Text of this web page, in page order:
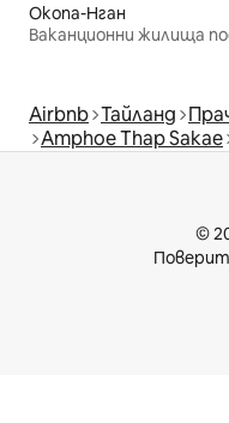
Окопа-Нган
Airbnb Тайланд
Amphoe Thap Sakae
©